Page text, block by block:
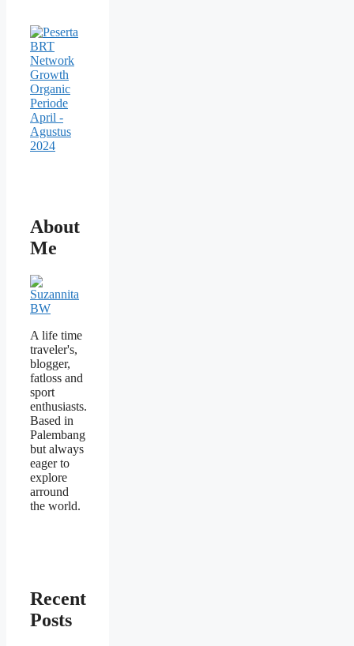
About
Me
A life time
traveler's,
blogger,
fatloss and
sport
enthusiasts.
Based in
Palembang
but always
eager to
explore
arround
the world.
Recent
Posts